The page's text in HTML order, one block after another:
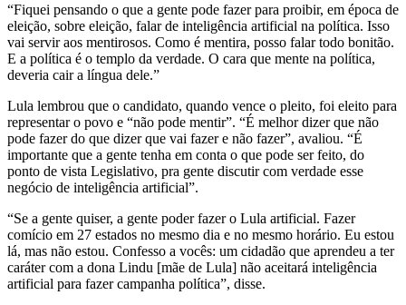
“Fiquei pensando o que a gente pode fazer para proibir, em época de
eleição, sobre eleição, falar de inteligência artificial na política. Isso
vai servir aos mentirosos. Como é mentira, posso falar todo bonitão.
E a política é o templo da verdade. O cara que mente na política,
deveria cair a língua dele.”
Lula lembrou que o candidato, quando vence o pleito, foi eleito para
representar o povo e “não pode mentir”. “É melhor dizer que não
pode fazer do que dizer que vai fazer e não fazer”, avaliou. “É
importante que a gente tenha em conta o que pode ser feito, do
ponto de vista Legislativo, pra gente discutir com verdade esse
negócio de inteligência artificial”.
“Se a gente quiser, a gente poder fazer o Lula artificial. Fazer
comício em 27 estados no mesmo dia e no mesmo horário. Eu estou
lá, mas não estou. Confesso a vocês: um cidadão que aprendeu a ter
caráter com a dona Lindu [mãe de Lula] não aceitará inteligência
artificial para fazer campanha política”, disse.